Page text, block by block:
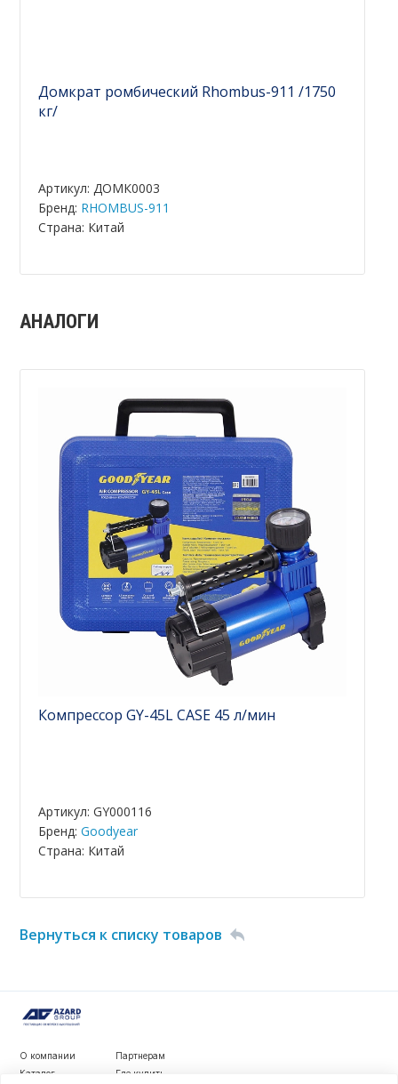
Домкрат ромбический Rhombus-911 /1750
кг/
Артикул: ДОМК0003
Бренд: RHOMBUS-911
Страна: Китай
АНАЛОГИ
Компрессор GY-45L CASE 45 л/мин
Артикул: GY000116
Бренд:Goodyear
Страна: Китай
Вернуться к списку товаров
О компании
Каталог
Партнерам
Где купить